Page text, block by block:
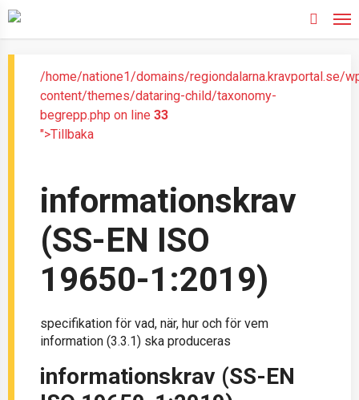
Skip
to
main
search
/home/natione1/domains/regiondalarna.kravportal.se/
content/themes/dataring-child/taxonomy-
begrepp.php on line 33
">Tillbaka
informationskrav
(SS-EN ISO
19650-1:2019)
specifikation för vad, när, hur och för vem
information (3.3.1) ska produceras
informationskrav (SS-EN